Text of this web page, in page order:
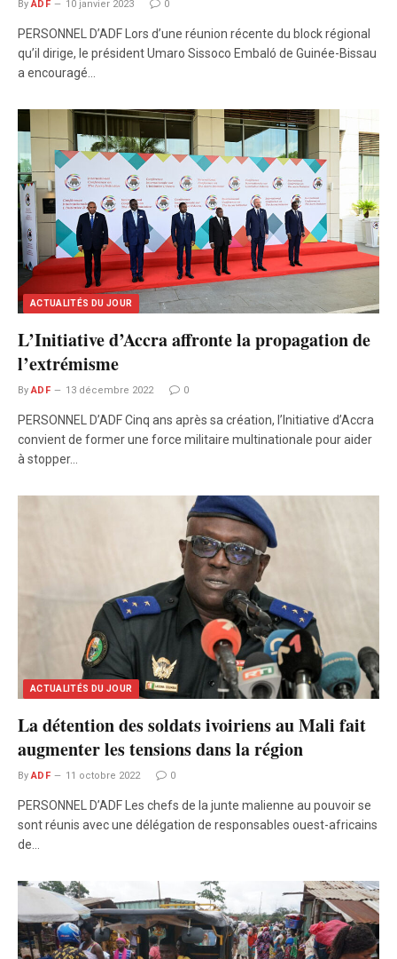
By ADF 10 janvier 2023 0
PERSONNEL D’ADF Lors d’une réunion récente du block régional
qu’il dirige, le président Umaro Sissoco Embaló de Guinée-Bissau
a encouragé…
ACTUALITÉS DU JOUR
L’Initiative d’Accra affronte la propagation de
l’extrémisme
By ADF 13 décembre 2022 0
PERSONNEL D’ADF Cinq ans après sa création, l’Initiative d’Accra
convient de former une force militaire multinationale pour aider
à stopper…
ACTUALITÉS DU JOUR
La détention des soldats ivoiriens au Mali fait
augmenter les tensions dans la région
By ADF 11 octobre 2022 0
PERSONNEL D’ADF Les chefs de la junte malienne au pouvoir se
sont réunis avec une délégation de responsables ouest-africains
de…